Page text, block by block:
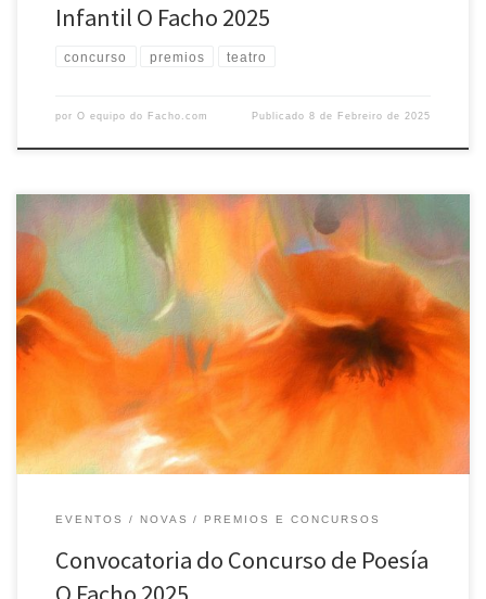
Infantil O Facho 2025
concurso premios teatro
por O equipo do Facho.com Publicado8 de Febreiro de 2025
CONCURSO DE POESÍA CONVOCADO POLA AGRUPACIÓN CULTURAL O
FACHO A Agrupación Cultural O FACHO convoca o Concurso de Poesía
O Facho 2025, que se rexerá polas seguintes bases: 1º) Ao premio de
poesía de O Facho poderá concorrer calquera persoa até os 35 anos
de idade e sempre que non publicase […]
EVENTOS NOVAS PREMIOS E CONCURSOS
Convocatoria do Concurso de Poesía